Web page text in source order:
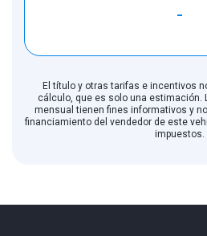
-
El título y otras tarifas e incentivos
cálculo, que es solo una estimación.
mensual tienen fines informativos y
financiamiento del vendedor de este
impuestos.